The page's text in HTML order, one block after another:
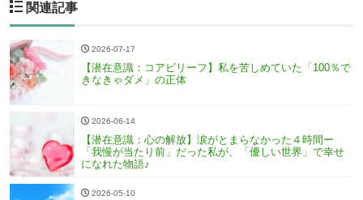
関連記事
2026-07-17
【潜在意識：コアビリーフ】私を苦しめていた「100％で
きなきゃダメ」の正体
2026-06-14
【潜在意識：心の解放】涙がとまらなかった４時間ー
「我慢が当たり前」だった私が、「優しい世界」で幸せ
になれた物語♪
2026-05-10